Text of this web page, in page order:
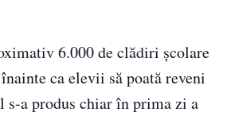
6.000 de clădiri școlare
ca elevii să poată reveni
s-a produs chiar în prima zi a